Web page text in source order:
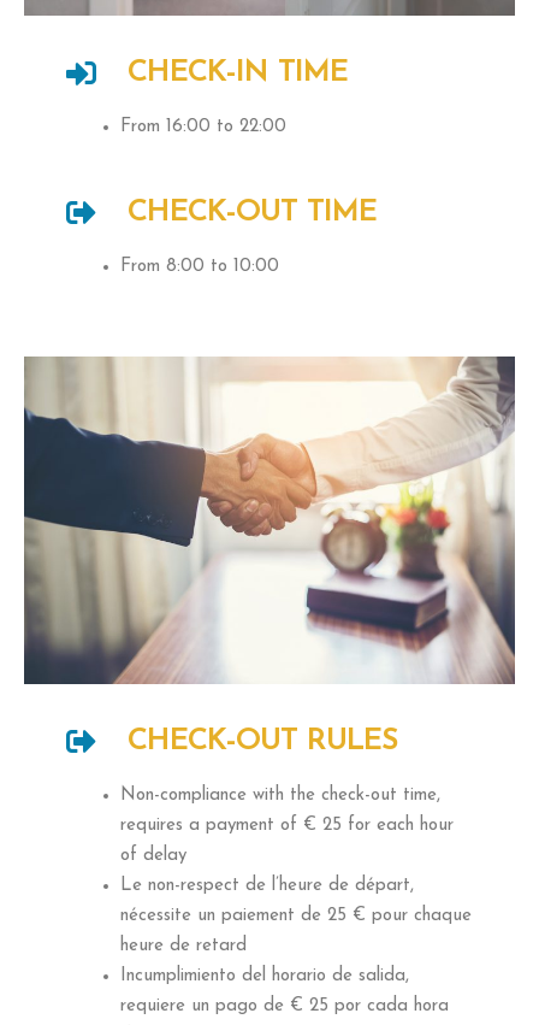
CHECK-IN TIME
From 16:00 to 22:00
CHECK-OUT TIME
From 8:00 to 10:00
CHECK-OUT RULES
Non-compliance with the check-out time,
requires a payment of € 25 for each hour
of delay
Le non-respect de l’heure de départ,
nécessite un paiement de 25 € pour chaque
heure de retard
Incumplimiento del horario de salida,
requiere un pago de € 25 por cada hora